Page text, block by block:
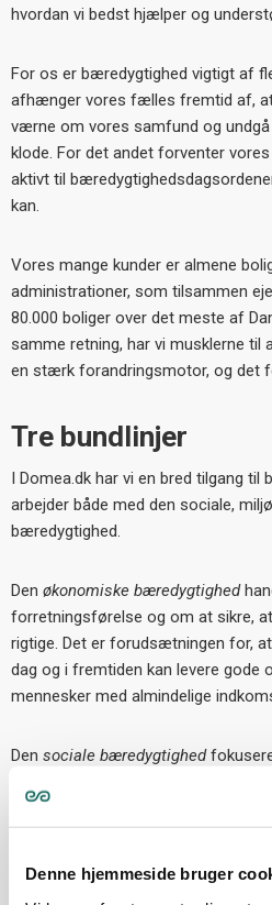
Denne hjemmeside bruger
hvordan vi bedst hjælper og
For os er bæredygtighed vigtigt af
afhænger vores fælles fremtid af,
værne om vores samfund og
klode. For det andet forventer
aktivt til
kan.
Vores mange kunder er almene
administrationer, som tilsammen
80.000 boliger over det meste af
samme retning, har vi musklerne til
en stærk forandringsmotor, og det
Tre bundlinjer
I Domea.dk har vi en bred tilgang
arbejder både med den sociale,
bæredygtighed.
Den økonomiske bæredygtighed
forretningsførelse og om at sikre,
rigtige. Det er forudsætningen for,
dag og i fremtiden kan levere gode
mennesker med almindelige
Den sociale bæredygtighed
med vores kunder bidrager til at
som har brug for hjælp, og hvordan
til at øge livskvalitet, tryghed og